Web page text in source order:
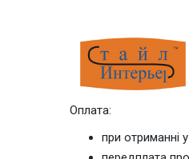
Оплата:
при отриманні